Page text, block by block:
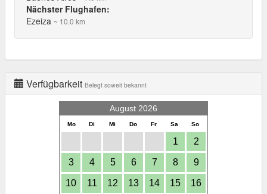
Nächster Flughafen:
Ezeiza ~ 10.0 km
Verfügbarkeit Belegt soweit bekannt
August 2026
Mo Di Mi Do Fr Sa So
1 2
3 4 5 6 7 8 9
10 11 12 13 14 15 16